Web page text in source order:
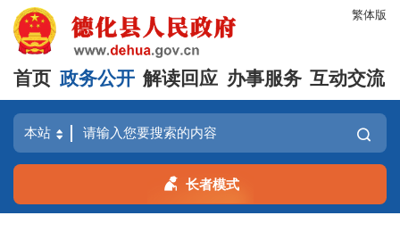
繁体版
首页 政务公开 解读回应 办事服务 互动交流
长者模式